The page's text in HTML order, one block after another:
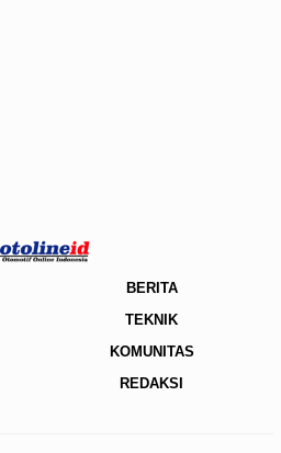
BERITA
TEKNIK
KOMUNITAS
REDAKSI